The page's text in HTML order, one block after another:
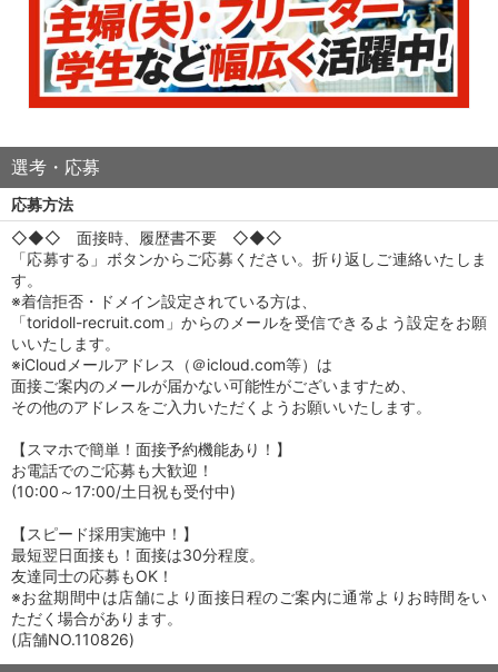
選考・応募
応募方法
◇◆◇ 面接時、履歴書不要 ◇◆◇
「応募する」ボタンからご応募ください。折り返しご連絡いたしま
す。
※着信拒否・ドメイン設定されている方は、
「toridoll-recruit.com」からのメールを受信できるよう設定をお願
いいたします。
※iCloudメールアドレス（＠icloud.com等）は
面接ご案内のメールが届かない可能性がございますため、
その他のアドレスをご入力いただくようお願いいたします。
【スマホで簡単！面接予約機能あり！】
お電話でのご応募も大歓迎！
(10:00～17:00/土日祝も受付中)
【スピード採用実施中！】
最短翌日面接も！面接は30分程度。
友達同士の応募もOK！
※お盆期間中は店舗により面接日程のご案内に通常よりお時間をい
ただく場合があります。
(店舗NO.110826)